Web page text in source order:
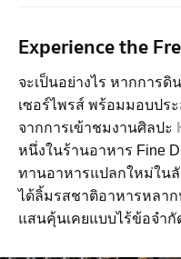
Experience the
จะเป็นอย่างไร หากการ
เซอร์ไพรส์ พร้อมมอบปร
จากการเข้าชมงานศิลปะ
หนึ่งในร้านอาหาร Fine
ทานอาหารแปลกใหม่ใน
ได้ลิ้มรสชาติอาหารหลา
แสนคุ้นเคยแบบไร้ข้อจำกั